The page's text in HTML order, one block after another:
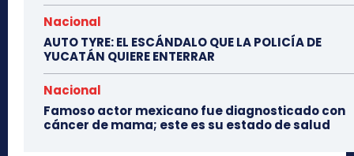
Nacional
AUTO TYRE: EL ESCÁNDALO QUE LA POLICÍA DE
YUCATÁN QUIERE ENTERRAR
Nacional
Famoso actor mexicano fue diagnosticado con
cáncer de mama; este es su estado de salud